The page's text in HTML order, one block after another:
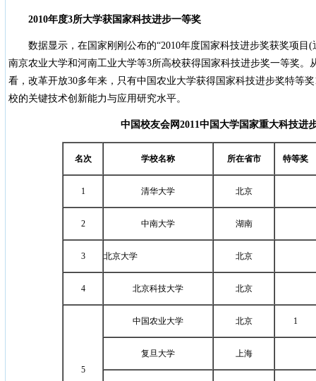
2010年度3所大学获国家科技进步一等奖
数据显示，在国家刚刚公布的“2010年度国家科技进步奖获奖项目
南京农业大学和河南工业大学等3所高校获得国家科技进步奖一等奖。
看，改革开放30多年来，只有中国农业大学获得国家科技进步奖特等
校的关键技术创新能力与应用研究水平。
中国校友会网2011中国大学国家重大科技进
名次 学校名称 所在省市 特等奖
1 清华大学 北京
2 中南大学 湖南
3 北京大学 北京
4 北京科技大学 北京
5
中国农业大学 北京 1
复旦大学 上海